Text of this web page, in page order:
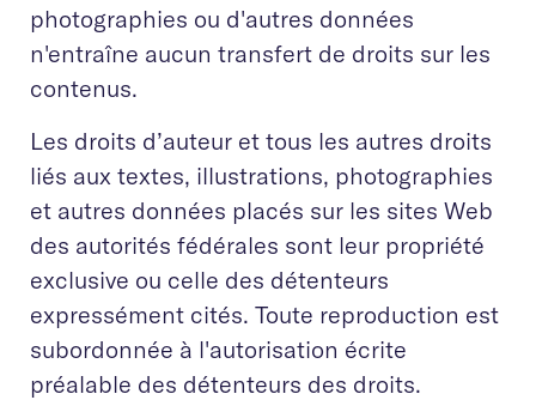
photographies ou d'autres données
n'entraîne aucun transfert de droits sur les
contenus.
Les droits d’auteur et tous les autres droits
liés aux textes, illustrations, photographies
et autres données placés sur les sites Web
des autorités fédérales sont leur propriété
exclusive ou celle des détenteurs
expressément cités. Toute reproduction est
subordonnée à l'autorisation écrite
préalable des détenteurs des droits.